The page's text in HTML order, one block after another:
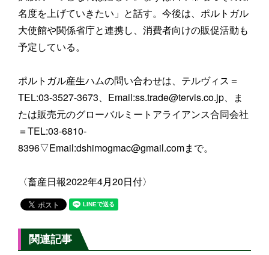
名度を上げていきたい」と話す。今後は、ポルトガル
大使館や関係省庁と連携し、消費者向けの販促活動も
予定している。
ポルトガル産生ハムの問い合わせは、テルヴィス＝
TEL:03-3527-3673、Email:ss.trade@tervis.co.jp、ま
たは販売元のグローバルミートアライアンス合同会社
＝TEL:03-6810-
8396▽Email:dshimogmac@gmail.comまで。
〈畜産日報2022年4月20日付〉
関連記事